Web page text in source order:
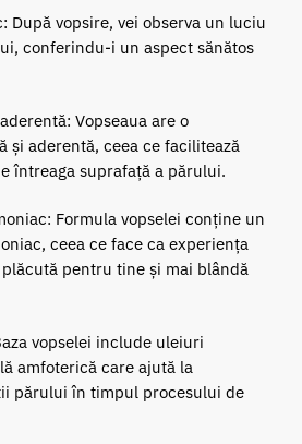
După vopsire, vei observa un luciu
conferindu-i un aspect sănătos
Vopseaua are o
și aderentă, ceea ce facilitează
întreaga suprafață a părului.
Formula vopselei conține un
ceea ce face ca experiența
pentru tine și mai blândă
vopselei include uleiuri
amfoterică care ajută la
părului în timpul procesului de